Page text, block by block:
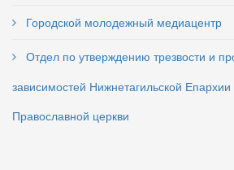
Городской молодежный медиацентр
Отдел по утверждению трезвости и
зависимостей Нижнетагильской Епархии
Православной церкви